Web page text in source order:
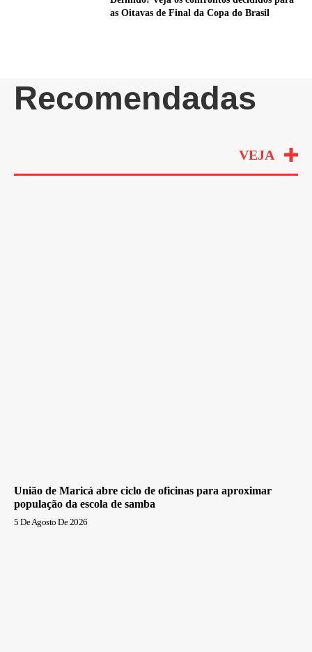
as Oitavas de Final da Copa do Brasil
Recomendadas
VEJA
União de Maricá abre ciclo de oficinas para aproximar
população da escola de samba
5 De Agosto De 2026